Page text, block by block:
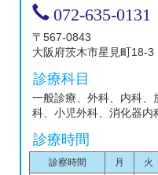
072-635-0131
〒567-0843
大阪府茨木市星見町18-3
診療科目
一般診療、外科、内科、
科、小児外科、消化器内
診療時間
診察時間 月 火